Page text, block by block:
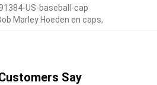
US-baseball-cap
Marley Hoeden en caps,
Say